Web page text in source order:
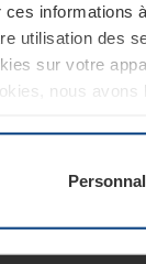
utilisation des
sur votre
nous